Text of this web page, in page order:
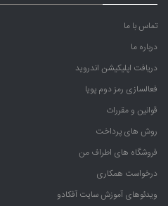
تماس با ما
درباره ما
دریافت اپلیکیشن اندروید
فعالسازی رمز دوم پویا
قوانین و مقررات
روش های پرداخت
فروشگاه های اطراف من
درخواست همکاری
ویدئوهای آموزش سایت آفکادو